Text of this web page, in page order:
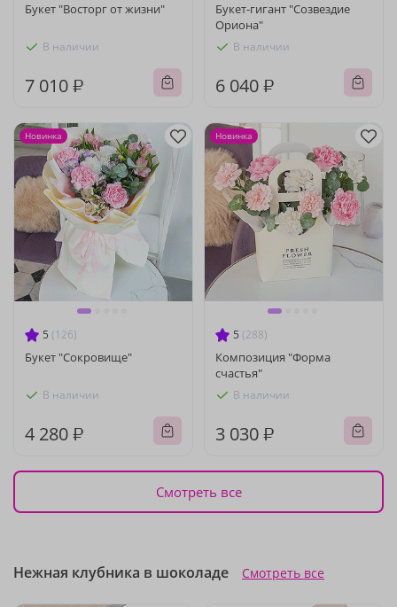
Букет "Восторг от жизни"
В наличии
7 010 ₽
Букет-гигант "Созвездие
Ориона"
В наличии
6 040 ₽
5 (126)
Букет "Сокровище"
В наличии
4 280 ₽
Новинка
5 (288)
Композиция "Форма
счастья"
В наличии
3 030 ₽
Новинка
Смотреть все
Нежная клубника в шоколаде Смотреть все